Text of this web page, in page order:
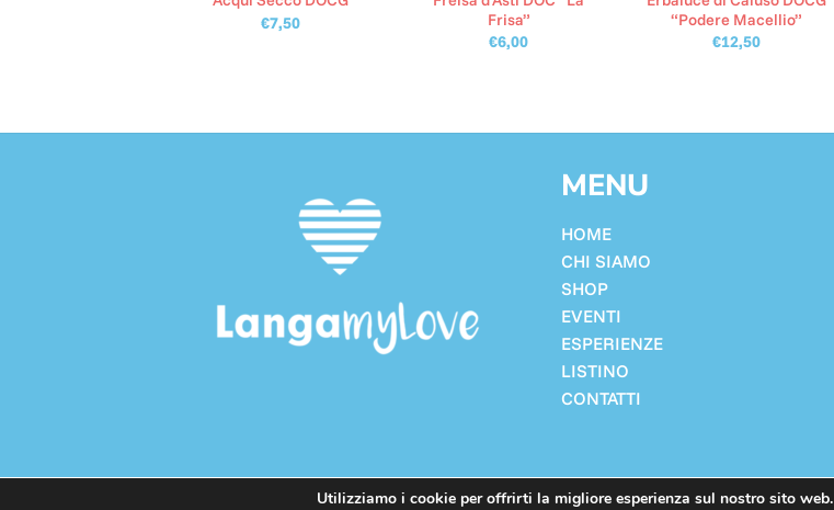
€7,50
Frisa”
€6,00
“Podere Macellio”
€12,50
MENU
HOME
CHI SIAMO
SHOP
EVENTI
ESPERIENZE
LISTINO
CONTATTI
Utilizziamo i cookie per offrirti la migliore esperienza sul nostro sito web.